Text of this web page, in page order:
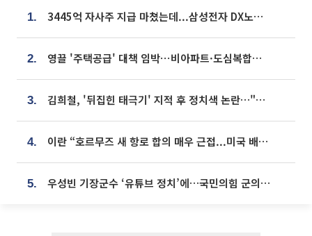
1. 3445억 자사주 지급 마쳤는데...삼성전자 DX노조, 뒤늦은 '떼쓰기 집회'
2. 영끌 '주택공급' 대책 임박⋯비아파트·도심복합까지 총동원
3. 김희철, '뒤집힌 태극기' 지적 후 정치색 논란…"좌우 떠나 우리나라 국기"
4. 이란 “호르무즈 새 항로 합의 매우 근접...미국 배상 먼저”
5. 우성빈 기장군수 ‘유튜브 정치’에…국민의힘 군의원들 집단 반발